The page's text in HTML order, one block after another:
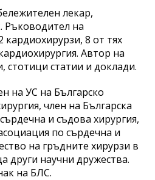
лекар,
Ръководител на
кардиохирурзи, 8 от тях
Автор на
стотици статии и доклади.
на УС на Българско
член на Българска
и съдова хирургия,
по сърдечна и
на гръдните хирурзи в
други научни дружества.
на БЛС.